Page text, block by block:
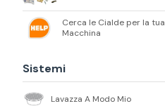
Cerca le Cialde per la tua
Macchina
Sistemi
Lavazza A Modo Mio